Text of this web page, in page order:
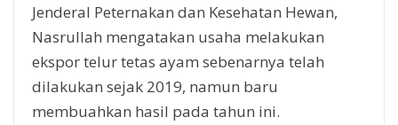
Jenderal Peternakan dan Kesehatan Hewan,
Nasrullah mengatakan usaha melakukan
ekspor telur tetas ayam sebenarnya telah
dilakukan sejak 2019, namun baru
membuahkan hasil pada tahun ini.